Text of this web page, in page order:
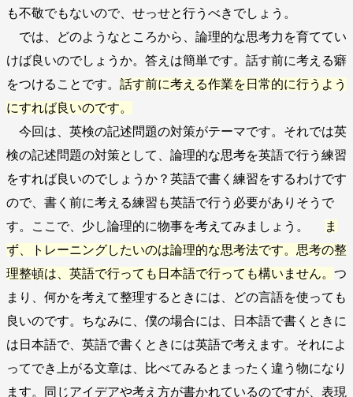
も不敬でもないので、せっせと行うべきでしょう。
では、どのようなところから、論理的な思考力を育ててい
けば良いのでしょうか。答えは簡単です。話す前に考える癖
をつけることです。 話す前に考える作業を日常的に行うよう
にすれば良いのです。
今回は、英検の記述問題の対策がテーマです。それでは英
検の記述問題の対策として、論理的な思考を英語で行う練習
をすれば良いのでしょうか？英語で書く練習をするわけです
ので、書く前に考える練習も英語で行う必要がありそうで
す。ここで、少し論理的に物事を考えてみましょう。
ま
ず、トレーニングしたいのは論理的な思考法です。思考の整
理整頓は、英語で行っても日本語で行っても構いません。 つ
まり、何かを考えて整理するときには、どの言語を使っても
良いのです。ちなみに、僕の場合には、日本語で書くときに
は日本語で、英語で書くときには英語で考えます。それによ
ってでき上がる文章は、比べてみるとまったく違う物になり
ます。同じアイデアや考え方が書かれているのですが、表現